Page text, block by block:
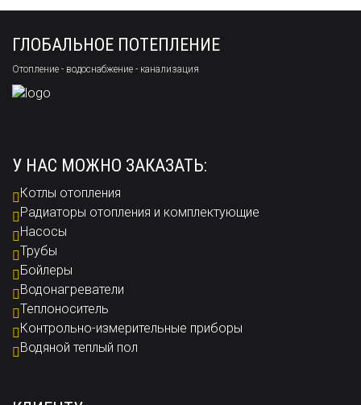
ГЛОБАЛЬНОЕ ПОТЕПЛЕНИЕ
Отопление - водоснабжение - канализация
У НАС МОЖНО ЗАКАЗАТЬ:
Котлы отопления
Радиаторы отопления и комплектующие
Насосы
Трубы
Бойлеры
Водонагреватели
Теплоноситель
Контрольно-измерительные приборы
Водяной теплый пол